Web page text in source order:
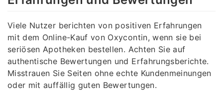
Viele Nutzer berichten von positiven Erfahrungen
mit dem Online-Kauf von Oxycontin, wenn sie bei
seriösen Apotheken bestellen. Achten Sie auf
authentische Bewertungen und Erfahrungsberichte.
Misstrauen Sie Seiten ohne echte Kundenmeinungen
oder mit auffällig guten Bewertungen.